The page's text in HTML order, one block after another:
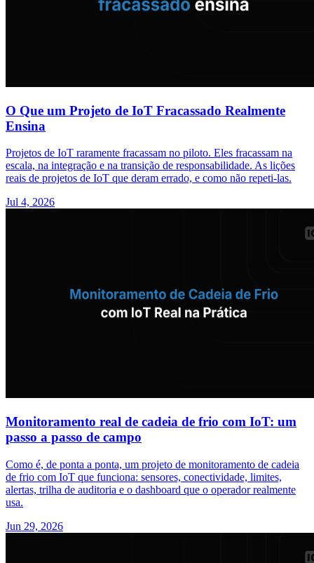
O Que um Projeto de IoT Fracassado Realmente
Ensina
Projetos de IoT raramente fracassam no piloto. Eles fracassam na
escala, na integração e na transição de responsabilidade. As lições
reais de projetos de IoT que deram errado, e como não repeti-las.
Jul 4, 2026
Monitoramento real de cadeia de frio com IoT: um
passo a passo de campo
Como é, de ponta a ponta, um projeto de monitoramento de cadeia
de frio com IoT que funciona: sensores, conectividade, limites,
alertas, trilha de auditoria e o dashboard que o operador realmente
usa.
Jun 29, 2026